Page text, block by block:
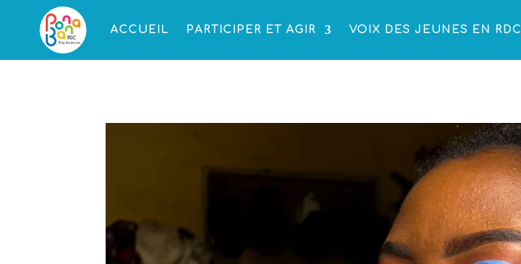
ACCUEIL PARTICIPER ET AGIR VOIX DES JEUNES EN RDC